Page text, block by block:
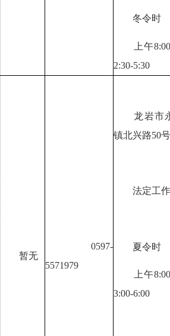
冬令时
上午8:00-
2:30-5:30
暂无
0597-
5571979
龙岩市永
镇北兴路50号
法定工作
夏令时
上午8:00-
3:00-6:00